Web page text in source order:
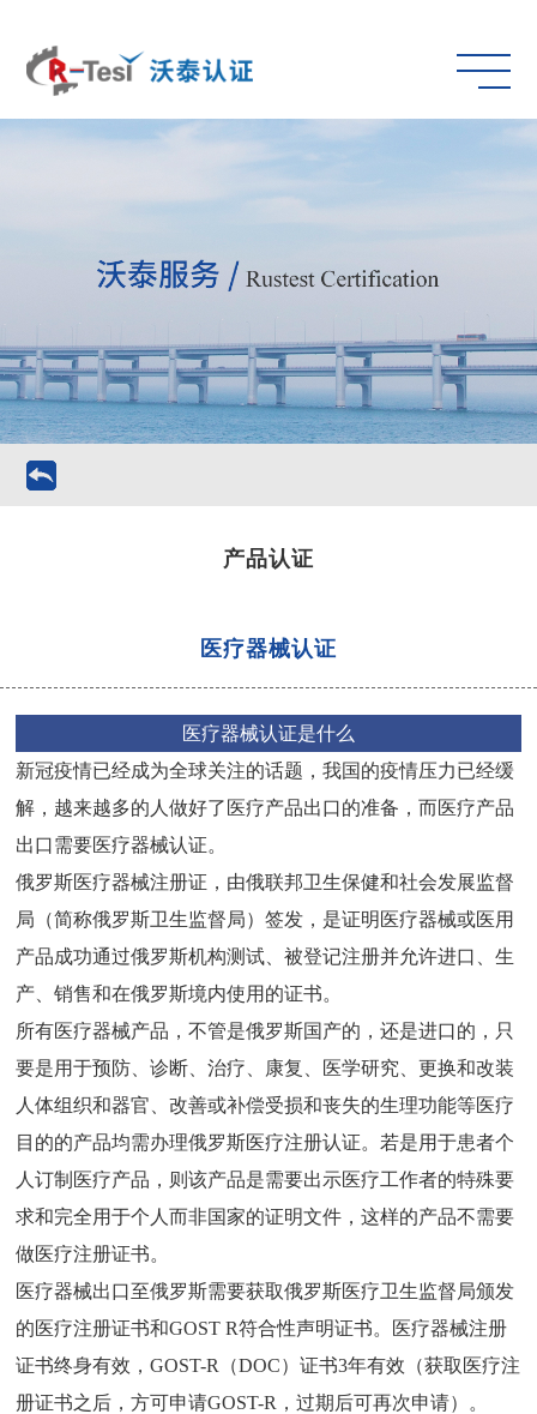
产品认证
医疗器械认证
医疗器械认证是什么
新冠疫情已经成为全球关注的话题，我国的疫情压力已经缓
解，越来越多的人做好了医疗产品出口的准备，而医疗产品
出口需要医疗器械认证。
俄罗斯医疗器械注册证，由俄联邦卫生保健和社会发展监督
局（简称俄罗斯卫生监督局）签发，是证明医疗器械或医用
产品成功通过俄罗斯机构测试、被登记注册并允许进口、生
产、销售和在俄罗斯境内使用的证书。
所有医疗器械产品，不管是俄罗斯国产的，还是进口的，只
要是用于预防、诊断、治疗、康复、医学研究、更换和改装
人体组织和器官、改善或补偿受损和丧失的生理功能等医疗
目的的产品均需办理俄罗斯医疗注册认证。若是用于患者个
人订制医疗产品，则该产品是需要出示医疗工作者的特殊要
求和完全用于个人而非国家的证明文件，这样的产品不需要
做医疗注册证书。
医疗器械出口至俄罗斯需要获取俄罗斯医疗卫生监督局颁发
的医疗注册证书和GOST R符合性声明证书。医疗器械注册
证书终身有效，GOST-R （DOC）证书3年有效（获取医疗注
册证书之后，方可申请GOST-R ，过期后可再次申请）。